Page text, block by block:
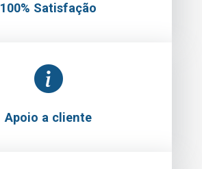
100% Satisfação
Apoio a cliente